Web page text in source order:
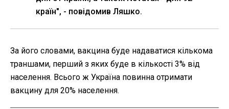
країн", - повідомив Ляшко.
За його словами, вакцина буде надаватися кількома
траншами, перший з яких буде в кількості 3% від
населення. Всього ж Україна повинна отримати
вакцину для 20% населення.